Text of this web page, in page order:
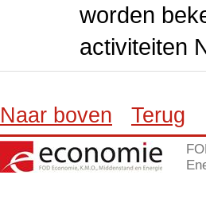
worden
activiteiten
Naar boven Terug